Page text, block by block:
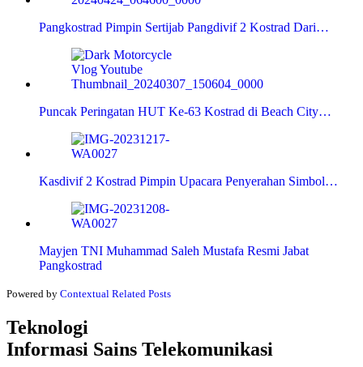
Pangkostrad Pimpin Sertijab Pangdivif 2 Kostrad Dari…
Puncak Peringatan HUT Ke-63 Kostrad di Beach City…
Kasdivif 2 Kostrad Pimpin Upacara Penyerahan Simbol…
Mayjen TNI Muhammad Saleh Mustafa Resmi Jabat
Pangkostrad
Powered by Contextual Related Posts
Teknologi
Informasi Sains Telekomunikasi